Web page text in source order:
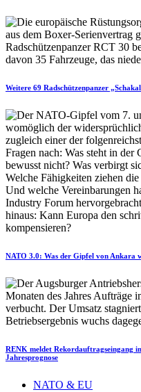
Weitere 69 Radschützenpanzer
NATO 3.0: Was der Gipfel von Ankara
RENK meldet Rekordauftragseingang
Jahresprognose
NATO & EU